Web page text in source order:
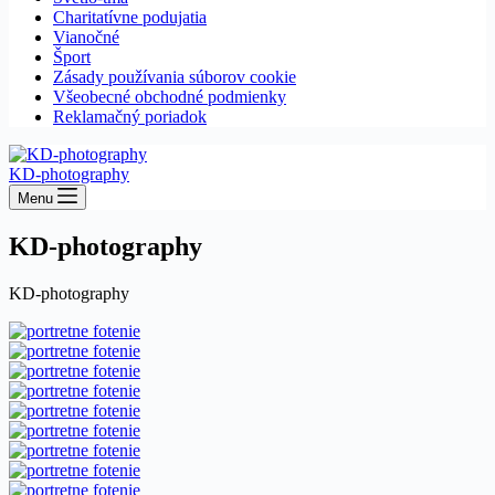
Charitatívne podujatia
Vianočné
Šport
Zásady používania súborov cookie
Všeobecné obchodné podmienky
Reklamačný poriadok
KD-photography
Menu
KD-photography
KD-photography